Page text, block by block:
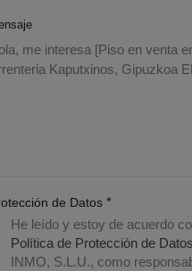
de Datos *
He leído y estoy de acuerdo
Política de Protección de Datos
INMO, S.L.U., como